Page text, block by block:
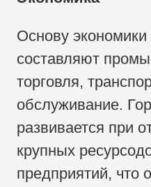
Основу
составляют
торговля,
обслуживание.
развивается при
крупных
предприятий, что